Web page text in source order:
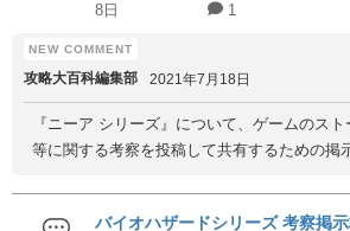
8日 1
攻略大百科編集部 2021年7月18日
『ニーア シリーズ』について、ゲームのス
等に関する考察を投稿して共有するための掲
バイオハザードシリーズ 考察掲